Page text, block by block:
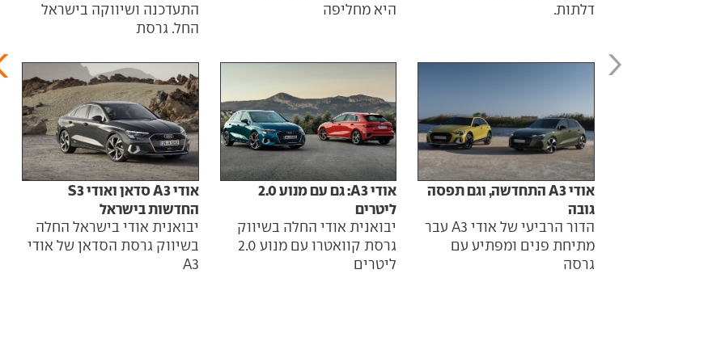
דלתות.
היא מחליפה
התעדכנה ושיווקה בישראל
החל. גרסת
אודי A3 התחדשה, וגם תפסה
גובה
הדור הרביעי של אודי A3 עבר
מתיחת פנים ומפתיע עם
גרסה
אודי A3: גם עם מנוע 2.0
ליטרים
יבואנית אודי החלה בשיווק
גרסת קוואטרו עם מנוע 2.0
ליטרים
אודי A3 סדאן ואודי S3
החדשות בישראל
יבואנית אודי בישראל החלה
בשיווק גרסת הסדאן של אודי
A3